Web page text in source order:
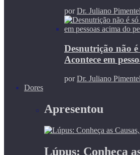
porDr. Juliano Pimentel
Desnutrição não
Acontece em
porDr. Juliano Pimentel
Dores
Apresentou
Lúpus: Conheça